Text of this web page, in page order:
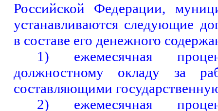
Российской Федерации,
устанавливаются следующие
в составе его денежного
1) ежемесячная
должностному окладу за
составляющими
2) ежемесячная